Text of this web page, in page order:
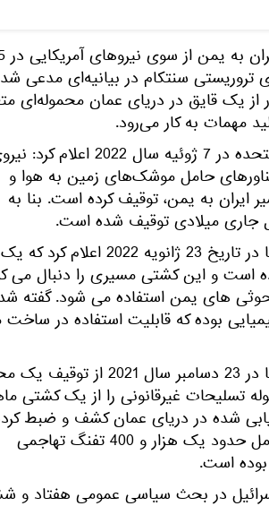
1. ادعای توقیف
نیروهای تروریستی سنتکام در بیانیه‌ای مدعی
از یک قایق در دریای عمان محموله‌ای
مهمات به کار می‌رود.
2. سفارت بریتانیا در امارات عربی متحده در 7 ژوئیه سال 2022
حامل موشک‌های زمین به هوا و
ایران به یمن، توقیف کرده است. بنا به
جاری میلادی توقیف شده است.
3. ناوگان پنجم نیروی دریایی آمریکا در تاریخ 23
است و این کشتی مسیری را دنبال می
های یمن استفاده می شود. گفته
40 تن کود شیمیایی بوده که قابلیت استفاده در
4. ناوگان پنجم نیروی دریایی آمریکا در 23 دسامبر سال
تسلیحات غیرقانونی را از یک کشتی
شده در دریای عمان کشف و ضبط
است. گفته شده که این محموله شامل حدود یک هزار و 400 تفنگ تهاجمی
در بحث سیاسی عمومی هفتاد و